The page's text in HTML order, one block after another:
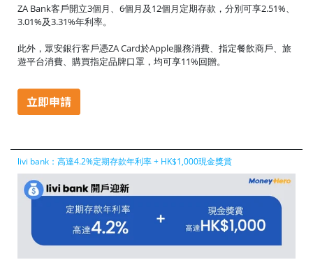
ZA Bank客戶開立3個月、6個月及12個月定期存款，分別可享2.51%、
3.01%及3.31%年利率。
此外，眾安銀行客戶憑ZA Card於Apple服務消費、指定餐飲商戶、旅
遊平台消費、購買指定品牌口罩，均可享11%回贈。
livi bank：高達4.2%定期存款年利率 + HK$1,000現金獎賞